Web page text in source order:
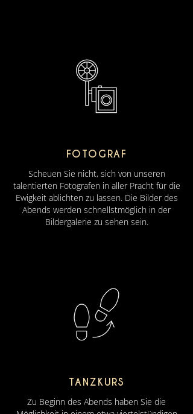
FOTOGRAF
Scheuen Sie nicht, sich von unseren
talentierten Fotografen in aller Pracht für die
Ewigkeit ablichten zu lassen. Die Bilder des
Abends werden schnellstmöglich in der
Bildergalerie zu sehen sein.
TANZKURS
Zu Beginn des Abends haben Sie die